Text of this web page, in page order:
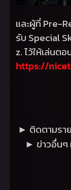
และผู้ที่ Pre-
รับ Special
z.ไว้ให้เล่นต
https://
► ติดตามรา
► ข่าวอื่นๆ